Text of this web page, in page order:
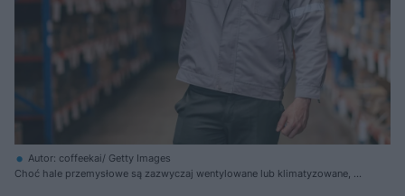
Autor: coffeekai/ Getty Images
Choć hale przemysłowe są zazwyczaj wentylowane lub klimatyzowane, w